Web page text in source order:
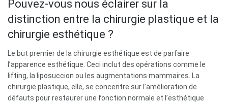
Pouvez-vous nous éclairer sur la
distinction entre la chirurgie plastique et la
chirurgie esthétique ?
Le but premier de la chirurgie esthétique est de parfaire
l’apparence esthétique. Ceci inclut des opérations comme le
lifting, la liposuccion ou les augmentations mammaires. La
chirurgie plastique, elle, se concentre sur l’amélioration de
défauts pour restaurer une fonction normale et l’esthétique